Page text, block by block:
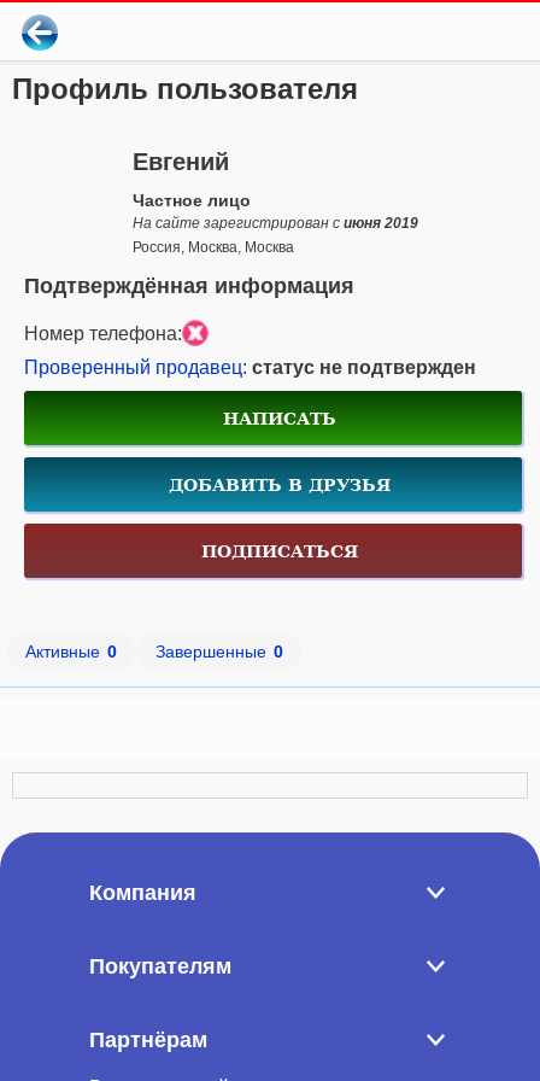
Профиль пользователя
Евгений
Частное лицо
На сайте зарегистрирован с июня 2019
Россия, Москва, Москва
Подтверждённая информация
Номер телефона:
Проверенный продавец: статус не подтвержден
НАПИСАТЬ
ДОБАВИТЬ В ДРУЗЬЯ
ПОДПИСАТЬСЯ
Активные 0 Завершенные 0
Компания
Покупателям
Партнёрам